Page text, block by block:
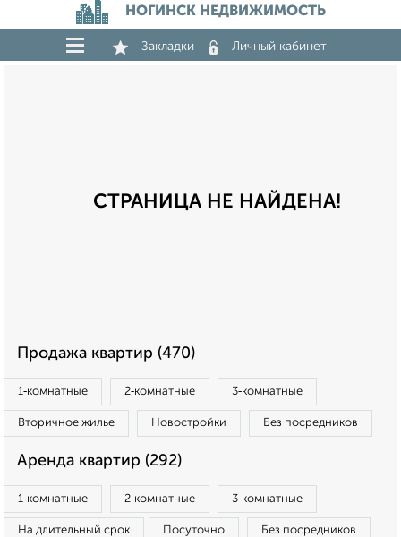
НОГИНСК НЕДВИЖИМОСТЬ
Закладки Личный кабинет
СТРАНИЦА НЕ НАЙДЕНА!
Продажа квартир (470)
1‑комнатные 2‑комнатные 3‑комнатные
Вторичное жилье Новостройки Без посредников
Аренда квартир (292)
1‑комнатные 2‑комнатные 3‑комнатные
На длительный срок Посуточно Без посредников